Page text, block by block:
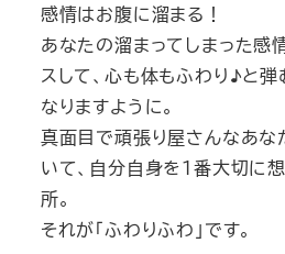
感情はお腹に溜まる！
あなたの溜まってしまった感
スして、心も体もふわり♪と弾
なりますように。
真面目で頑張り屋さんなあな
いて、自分自身を１番大切に
所。
それが「ふわりふわ」です。